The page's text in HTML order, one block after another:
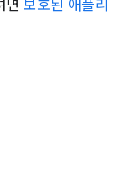
면 보호된 애플리